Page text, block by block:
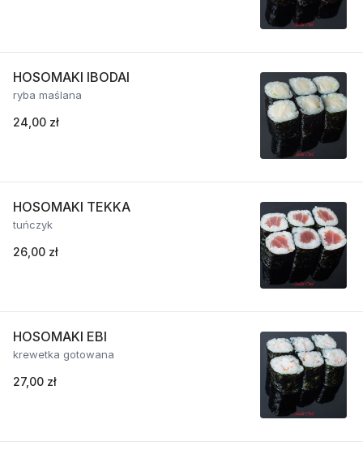
HOSOMAKI IBODAI
ryba maślana
24,00 zł
HOSOMAKI TEKKA
tuńczyk
26,00 zł
HOSOMAKI EBI
krewetka gotowana
27,00 zł